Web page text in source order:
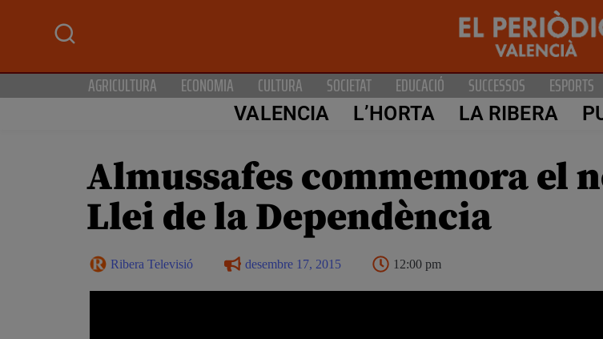
AGRICULTURA ECONOMIA CULTURA SOCIETAT EDUCACIÓ SUCCESSOS ESPORTS
VALENCIA L’HORTA LA RIBERA
Almussafes commemora el
Llei de la Dependència
Ribera Televisió desembre 17, 2015 12:00 pm